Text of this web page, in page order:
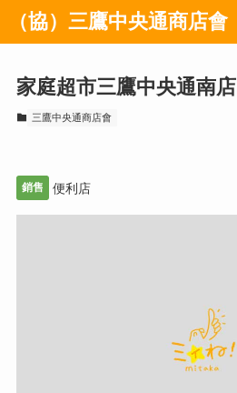
（協）三鷹中央通商店會
家庭超市三鷹中央通南店
三鷹中央通商店會
銷售 便利店